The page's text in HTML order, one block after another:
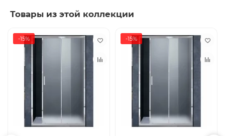
Товары из этой коллекции
-15% -15%